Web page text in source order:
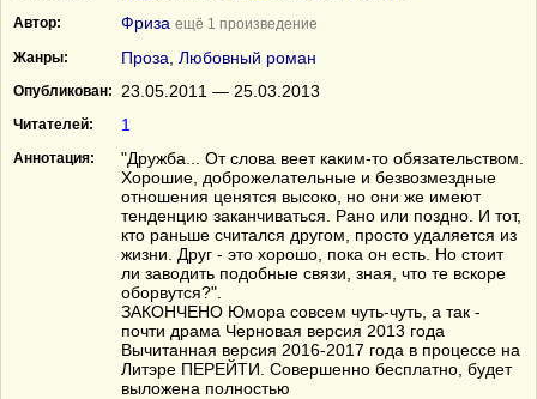
Автор: Фриза ещё 1 произведение
Жанры:
Проза Любовный роман
Опубликован: 23.05.2011 — 25.03.2013
Читателей: 1
Аннотация:
"Дружба... От слова веет каким-то обязательством.
Хорошие, доброжелательные и безвозмездные
отношения ценятся высоко, но они же имеют
тенденцию заканчиваться. Рано или поздно. И тот,
кто раньше считался другом, просто удаляется из
жизни. Друг - это хорошо, пока он есть. Но стоит
ли заводить подобные связи, зная, что те вскоре
оборвутся?".
ЗАКОНЧЕНО Юмора совсем чуть-чуть, а так -
почти драма Черновая версия 2013 года
Вычитанная версия 2016-2017 года в процессе на
Литэре ПЕРЕЙТИ. Совершенно бесплатно, будет
выложена полностью